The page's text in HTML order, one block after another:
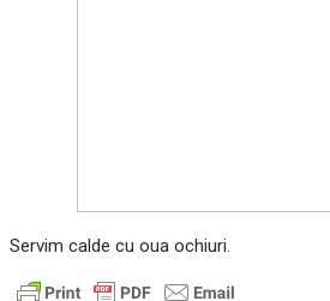
Servim calde cu oua ochiuri.